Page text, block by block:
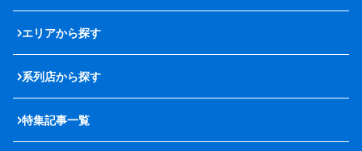
エリアから探す
系列店から探す
特集記事一覧